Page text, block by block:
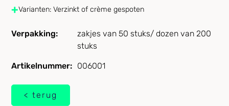
+Varianten: Verzinkt of crème gespoten
Verpakking:
zakjes van 50 stuks/ dozen van 200
stuks
Artikelnummer: 006001
< terug